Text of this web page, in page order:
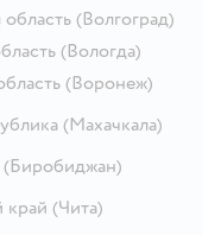
область (Волгоград)
(Вологда)
(Воронеж)
(Махачкала)
(Биробиджан)
край (Чита)